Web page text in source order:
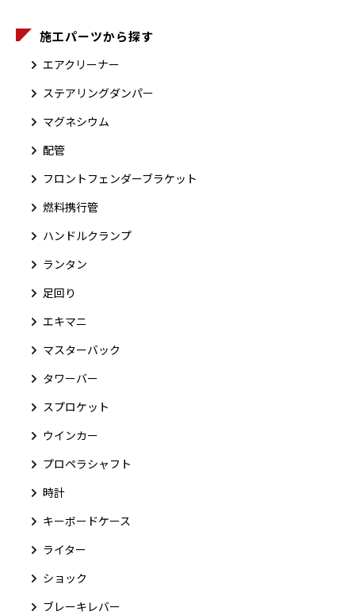
施工パーツから探す
エアクリーナー
ステアリングダンパー
マグネシウム
配管
フロントフェンダーブラケット
燃料携行管
ハンドルクランプ
ランタン
足回り
エキマニ
マスターバック
タワーバー
スプロケット
ウインカー
プロペラシャフト
時計
キーボードケース
ライター
ショック
ブレーキレバー